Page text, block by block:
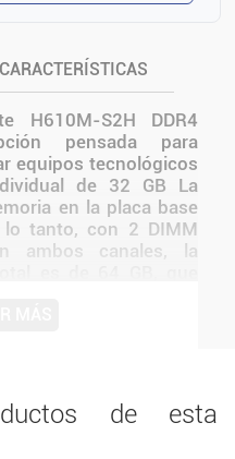
CARACTERÍSTICAS
H610M-S2H DDR4
pensada para
equipos tecnológicos
de 32 GB La
en la placa base
tanto, con 2 DIMM
ambos canales, la
instalarlo o utilizarlo,
conexiones,
con el resto del
de esta